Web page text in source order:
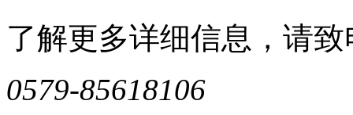
了解更多详细信息，请致
0579-85618106